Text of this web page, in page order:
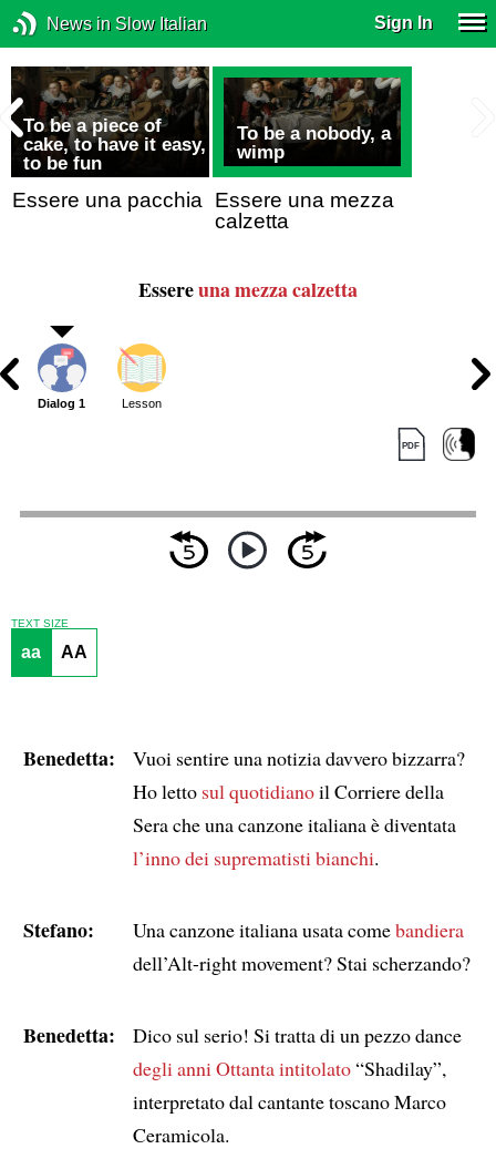
News in Slow Italian Sign In
To be a piece of
cake, to have it easy,
to be fun
Essere una pacchia
To be a nobody, a
wimp
Essere una mezza
calzetta
Essereuna mezza calzetta
Dialog 1 Lesson
TEXT SIZE
aa AA
Benedetta:
Vuoi sentire una notizia davvero bizzarra?
Ho letto sul quotidianoil Corriere della
Sera che una canzone italiana è diventata
l’inno dei suprematisti bianchi.
Stefano: Una canzone italiana usata comebandiera
dell’Alt-right movement? Stai scherzando?
Benedetta:
Dico sul serio! Si tratta di un pezzo dance
degli anni Ottantaintitolato“Shadilay”,
interpretato dal cantante toscano Marco
Ceramicola.